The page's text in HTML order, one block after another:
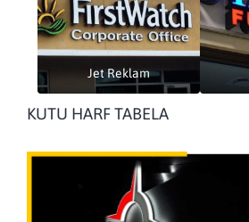
Jet Reklam
KUTU HARF TABELA